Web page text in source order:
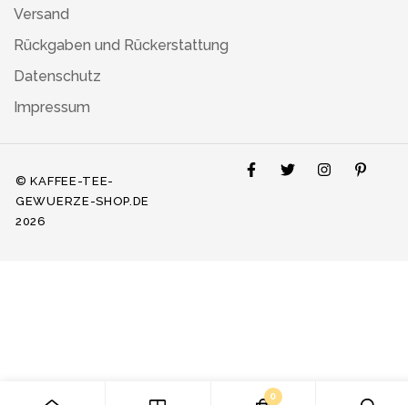
Versand
Rückgaben und Rückerstattung
Datenschutz
Impressum
© KAFFEE-TEE-
GEWUERZE-SHOP.DE
2026
0